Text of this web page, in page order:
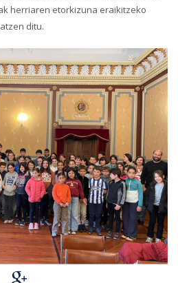
herriaren etorkizuna eraikitzeko
ditu.